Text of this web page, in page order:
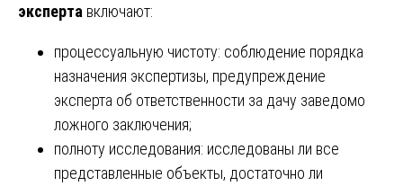
эксперта включают:
процессуальную чистоту: соблюдение порядка
назначения экспертизы, предупреждение
эксперта об ответственности за дачу заведомо
ложного заключения;
полноту исследования: исследованы ли все
представленные объекты, достаточно ли